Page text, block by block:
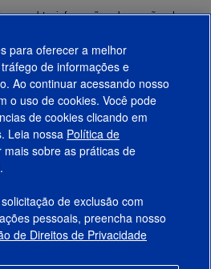
para obter informação sobre opções de
Sobre Ambientes de Uso de Projetores
para oferecer a melhor
de informações e
Ao continuar acessando nosso
o uso de cookies. Você pode
de cookies clicando em
Leia nossa Política de
mais sobre as práticas de
de exclusão com
pessoais, preencha nosso
de Direitos de Privacidade